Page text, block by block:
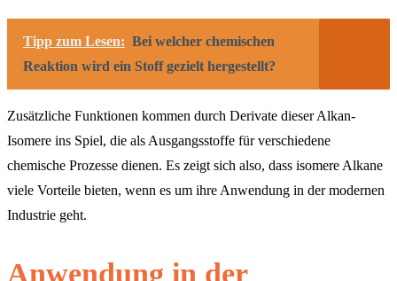
Tipp zum Lesen: Bei welcher chemischen
Reaktion wird ein Stoff gezielt hergestellt?
Zusätzliche Funktionen kommen durch Derivate dieser Alkan-
Isomere ins Spiel, die als Ausgangsstoffe für verschiedene
chemische Prozesse dienen. Es zeigt sich also, dass isomere Alkane
viele Vorteile bieten, wenn es um ihre Anwendung in der modernen
Industrie geht.
Anwendung in der